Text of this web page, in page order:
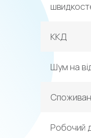
ККД
Шум на
Робочий